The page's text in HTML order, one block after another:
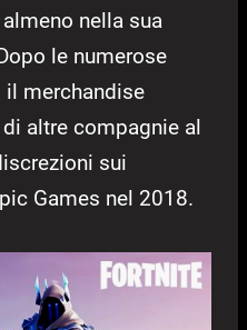
nella sua
le numerose
il merchandise
altre compagnie al
sui
Games nel 2018.